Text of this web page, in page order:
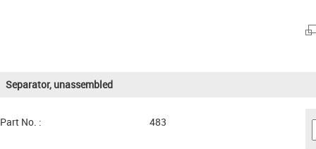
Separator, unassembled
Part No. : 483